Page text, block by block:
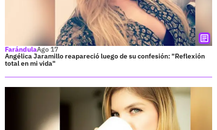
FarándulaAgo 17
Angélica Jaramillo reapareció luego de su confesión: "Reflexión
total en mi vida"